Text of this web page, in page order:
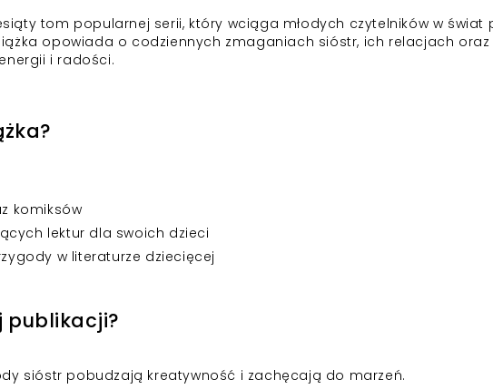
tom popularnej serii, który wciąga młodych czytelników w świat
opowiada o codziennych zmaganiach sióstr, ich relacjach oraz
i radości.
komiksów
lektur dla swoich dzieci
w literaturze dziecięcej
publikacji?
sióstr pobudzają kreatywność i zachęcają do marzeń.